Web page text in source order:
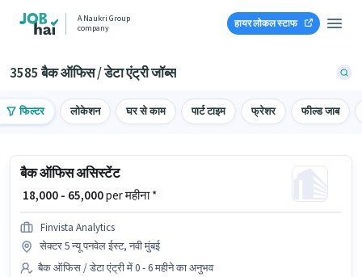
A Naukri Group
company
हायर लोकल स्टाफ
3585 बैक ऑफिस / डेटा एंट्री जॉब्स
फिल्टर लोकेशन घर से काम पार्ट टाइम फ्रेशर फील्ड जाब
बैक ऑफिस असिस्टेंट
₹ 18,000 - 65,000per महीना *
Finvista Analytics
सेक्टर 5 न्यू पनवेल ईस्ट, नवी मुंबई
बैक ऑफिस / डेटा एंट्री में 0 - 6 महीने का अनुभव